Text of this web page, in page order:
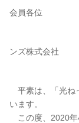
会員各位
ＮＴ
ンズ株式会社
平素は、「光ね
います。
この度、2020年